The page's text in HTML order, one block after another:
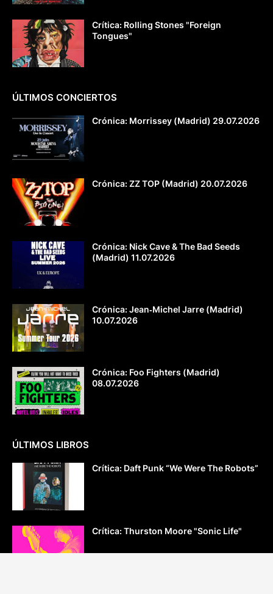
Crítica: Rolling Stones "Foreign
Tongues"
ÚLTIMOS CONCIERTOS
Crónica: Morrissey (Madrid) 29.07.2026
Crónica: ZZ TOP (Madrid) 20.07.2026
Crónica: Nick Cave & The Bad Seeds
(Madrid) 11.07.2026
Crónica: Jean‐Michel Jarre (Madrid)
10.07.2026
Crónica: Foo Fighters (Madrid)
08.07.2026
ÚLTIMOS LIBROS
Crítica: Daft Punk “We Were The Robots”
Crítica: Thurston Moore "Sonic Life"